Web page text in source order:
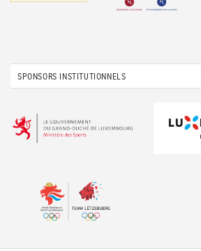
SPONSORS INSTITUTIONNELS